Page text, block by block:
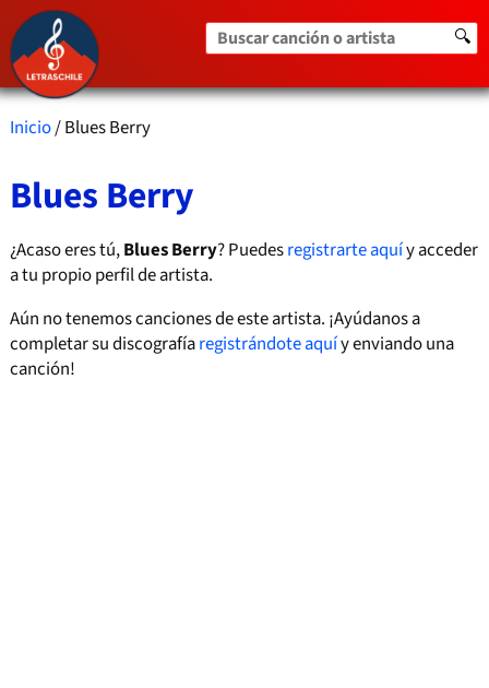
Buscar canción o artista 🔍
Inicio/ Blues Berry
Blues Berry
¿Acaso eres tú,Blues Berry? Puedesregistrarte aquíy acceder
a tu propio perfil de artista.
Aún no tenemos canciones de este artista. ¡Ayúdanos a
completar su discografíaregistrándote aquíy enviando una
canción!